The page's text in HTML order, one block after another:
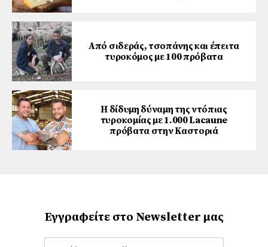
Από σιδεράς, τσοπάνης και έπειτα
τυροκόμος με 100 πρόβατα
Η δίδυμη δύναμη της ντόπιας
τυροκομίας με 1.000 Lacaune
πρόβατα στην Καστοριά
Εγγραφείτε στο Newsletter μας